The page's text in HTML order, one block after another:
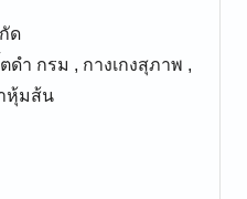
ด
ดำ กรม , กางเกงสุภาพ ,
หุ้มส้น